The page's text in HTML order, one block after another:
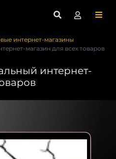
интернет-магазины
магазин для всех товаров
интернет-